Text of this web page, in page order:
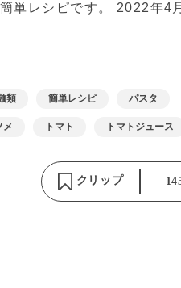
単レシピです。 2022年4
類 簡単レシピ パスタ
メ トマト トマトジュース
クリップ